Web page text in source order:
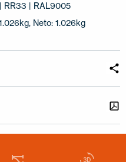
RR33 | RAL9005
Neto: 1.026kg